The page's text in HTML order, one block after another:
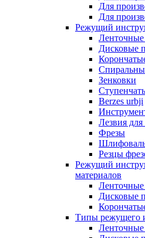
Для
Для
Режущий
Дисковые
Зенковки
Berzes urbji
Лезвия
Фрезы
Резцы
Режущий
материалов
Дисковые
Типы режущего